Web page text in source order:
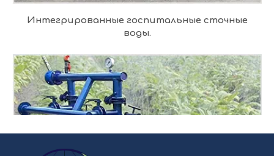
Интегрированные госпитальные сточные
воды.